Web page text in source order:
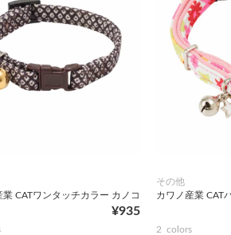
業 CATワンタッチカラー カノコ
¥935
その他
カワノ産業 CAT
2 colors